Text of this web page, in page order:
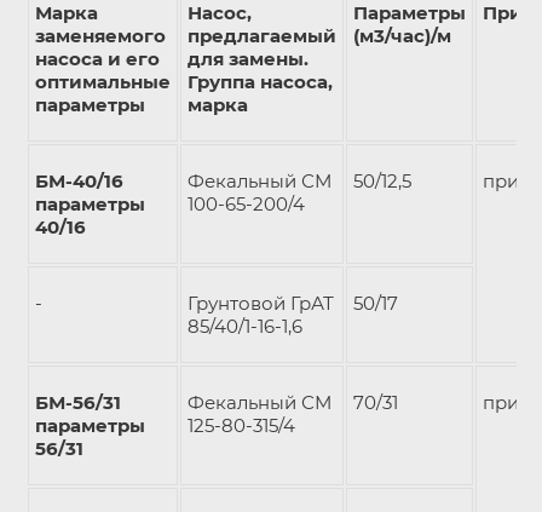
Марка
заменяемого
насоса и его
оптимальные
параметры
Насос,
предлагаемый
для замены.
Группа насоса,
марка
Параметры
(м3/час)/м
БM-40/16
параметры
40/16
Фекальный СМ
100-65-200/4
50/12,5 при
-
Грунтовой ГрАТ
85/40/1-16-1,6
50/17
БМ-56/31
параметры
56/31
Фекальный СМ
125-80-315/4
70/31 при